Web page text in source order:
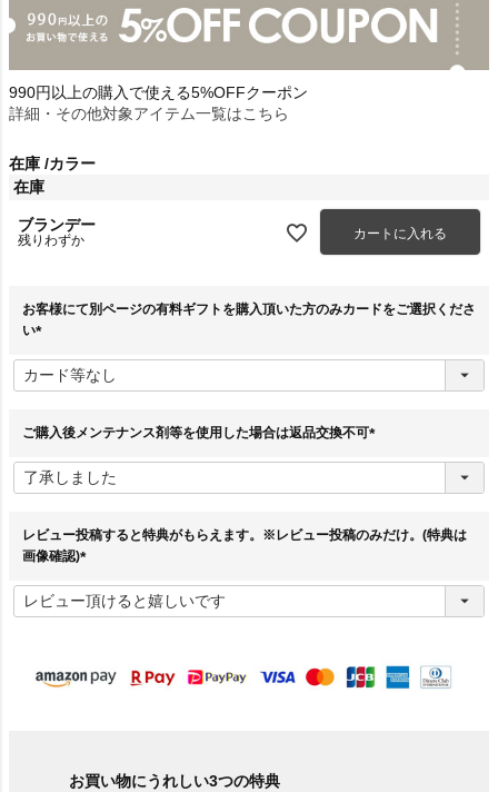
990円以上の購入で使える5%OFFクーポン
詳細・その他対象アイテム一覧はこちら
在庫 カラー
在庫
ブランデー
残りわずか カートに入れる
お客様にて別ページの有料ギフトを購入頂いた方のみカードをご選択くださ
い
必
須
ご購入後メンテナンス剤等を使用した場合は返品交換不可
須
レビュー投稿すると特典がもらえます。※レビュー投稿のみだけ。(特典は
画像確認)
必
須
お買い物にうれしい3つの特典